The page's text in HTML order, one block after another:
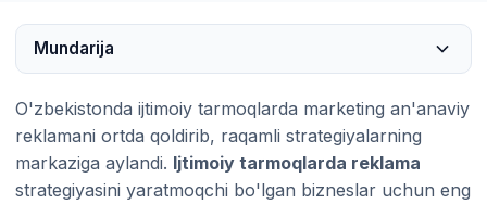
Mundarija
O'zbekistonda ijtimoiy tarmoqlarda marketing an'anaviy
reklamani ortda qoldirib, raqamli strategiyalarning
markaziga aylandi. Ijtimoiy tarmoqlarda reklama
strategiyasini yaratmoqchi bo'lgan bizneslar uchun eng